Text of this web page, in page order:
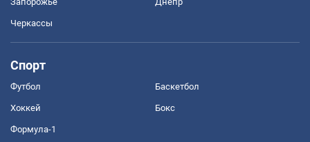
Черкассы
Спорт
Футбол Баскетбол
Хоккей Бокс
Формула-1